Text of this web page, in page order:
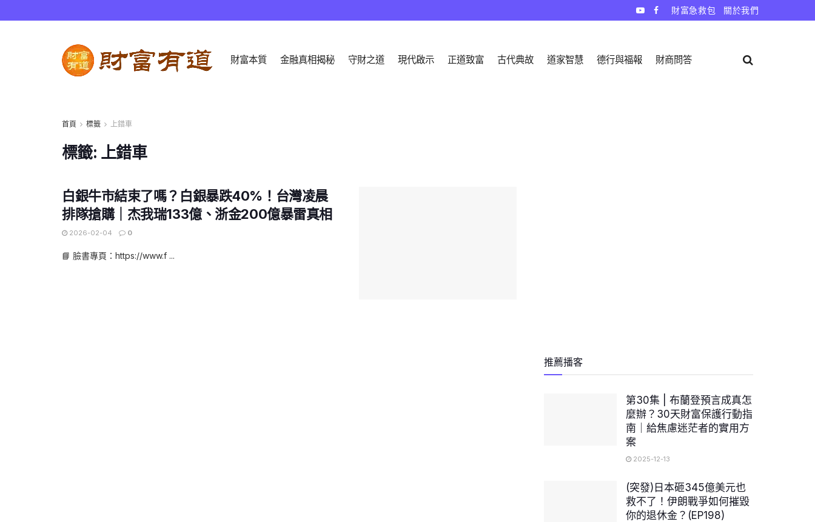
財富急救包 關於我們
財富本質 金融真相揭秘 守財之道 現代啟示 正道致富 古代典故 道家智慧 德行與福報 財商問答
首頁 標籤 上錯車
標籤: 上錯車
白銀牛市結束了嗎？白銀暴跌40%！台灣凌晨
排隊搶購｜杰我瑞133億、浙金200億暴雷真相
2026-02-04 0
📘 臉書專頁：https://www.f ...
推薦播客
第30集 | 布蘭登預言成真怎
麼辦？30天財富保護行動指
南｜給焦慮迷茫者的實用方
案
2025-12-13
(突發)日本砸345億美元也
救不了！伊朗戰爭如何摧毀
你的退休金？(EP198)